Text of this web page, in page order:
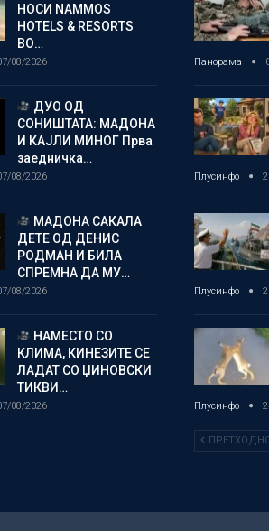
НОСИ NAMMOS
HOTELS & RESORTS
ВО…
08/2026
ДУО ОД
СОНИШТАТА: МАДОНА
И КАЈЛИ МИНОГ Прва
заедничка…
08/2026
МАДОНА САКАЛА
ДЕТЕ ОД ДЕНИС
РОДМАН И БИЛА
СПРЕМНА ДА МУ…
08/2026
НАМЕСТО СО
КЛИМА, КИНЕЗИТЕ СЕ
ЛАДАТ СО ЏИНОВСКИ
ТИКВИ…
08/2026
Панорама
Плусинфо
Плусинфо
Плусинфо